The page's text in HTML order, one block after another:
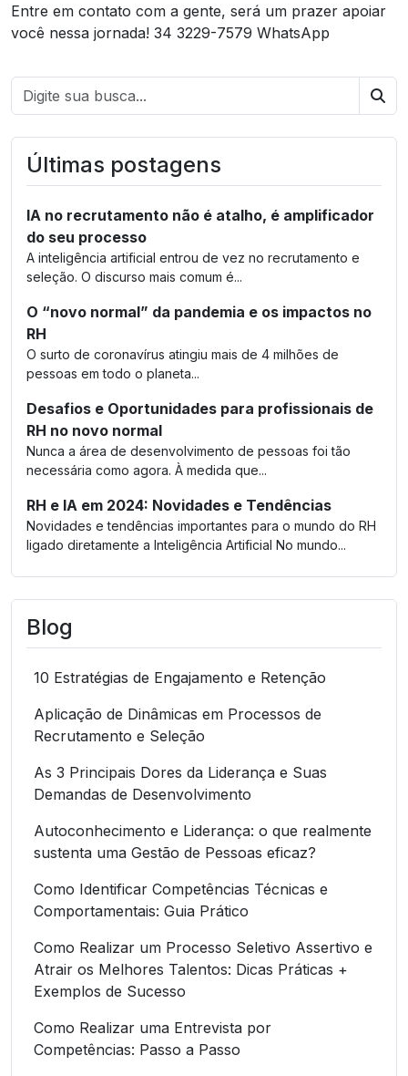
Entre em contato com a gente, será um prazer apoiar
você nessa jornada! 34 3229-7579 WhatsApp
Últimas postagens
IA no recrutamento não é atalho, é amplificador
do seu processo
A inteligência artificial entrou de vez no recrutamento e
seleção. O discurso mais comum é...
O “novo normal” da pandemia e os impactos no
RH
O surto de coronavírus atingiu mais de 4 milhões de
pessoas em todo o planeta...
Desafios e Oportunidades para profissionais de
RH no novo normal
Nunca a área de desenvolvimento de pessoas foi tão
necessária como agora. À medida que...
RH e IA em 2024: Novidades e Tendências
Novidades e tendências importantes para o mundo do RH
ligado diretamente a Inteligência Artificial No mundo...
Blog
10 Estratégias de Engajamento e Retenção
Aplicação de Dinâmicas em Processos de
Recrutamento e Seleção
As 3 Principais Dores da Liderança e Suas
Demandas de Desenvolvimento
Autoconhecimento e Liderança: o que realmente
sustenta uma Gestão de Pessoas eficaz?
Como Identificar Competências Técnicas e
Comportamentais: Guia Prático
Como Realizar um Processo Seletivo Assertivo e
Atrair os Melhores Talentos: Dicas Práticas +
Exemplos de Sucesso
Como Realizar uma Entrevista por
Competências: Passo a Passo